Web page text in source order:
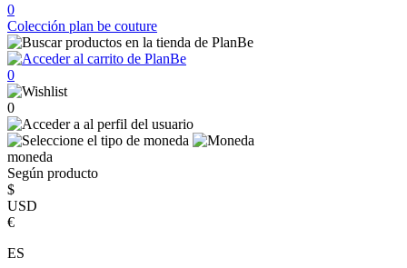
0
Colección plan be couture
0
0
moneda
Según producto
$
USD
€
ES